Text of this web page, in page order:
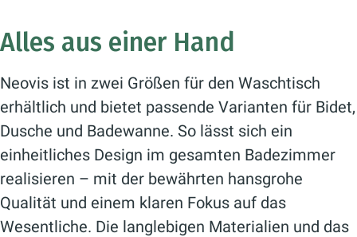
Alles aus einer Hand
Neovis ist in zwei Größen für den Waschtisch
erhältlich und bietet passende Varianten für Bidet,
Dusche und Badewanne. So lässt sich ein
einheitliches Design im gesamten Badezimmer
realisieren – mit der bewährten hansgrohe
Qualität und einem klaren Fokus auf das
Wesentliche. Die langlebigen Materialien und das